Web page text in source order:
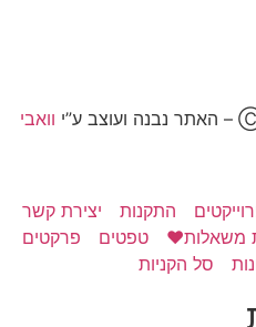
וואבי
התקנות
יצירת קשר
משאלות❤️ טפטים
פרקטים
סל הקניות